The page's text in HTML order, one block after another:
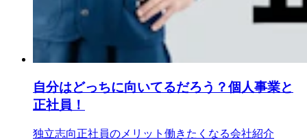
自分はどっちに向いてるだろう？個人事業と
正社員！
独立志向正社員のメリット 働きたくなる会社紹介